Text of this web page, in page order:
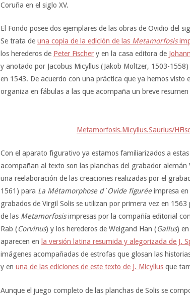
Coruña en el siglo XV.
El Fondo posee dos ejemplares de las obras de Ovidio del
Se trata de una copia de la edición de las Metamorfosis
los herederos de Peter Fischer y en la casa editora de
y anotado por Jacobus Micyllus (Jakob Moltzer, 1503-
en 1543. De acuerdo con una práctica que ya hemos visto
organiza en fábulas a las que acompaña un breve
Metamorfosis.Micyllus.Saurius/
Con el aparato figurativo ya estamos familiarizados a
acompañan al texto son las planchas del grabador alemán
una reelaboración de las creaciones realizadas por el
1561) para La Métamorphose d´Ovide figuréeimpresa en
grabados de Virgil Solis se utilizan por primera vez en
de las Metamorfosisimpresas por la compañía editorial
Rab (Corvinus) y los herederos de Weigand Han (Gallus)
aparecen en la versión latina resumida y alegorizada de J.
imágenes acompañadas de estrofas que glosan las
y en una de las ediciones de este texto de J. Micyllus que
Aunque el juego completo de las planchas de Solis se